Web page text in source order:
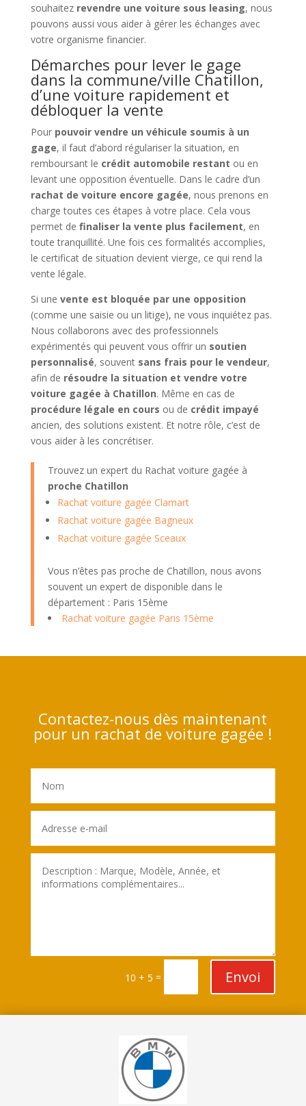
souhaitez revendre une voiture sous leasing, nous
pouvons aussi vous aider à gérer les échanges avec
votre organisme financier.
Démarches pour lever le gage
dans la commune/ville Chatillon,
d’une voiture rapidement et
débloquer la vente
Pour pouvoir vendre un véhicule soumis à un
gage, il faut d’abord régulariser la situation, en
remboursant le crédit automobile restant ou en
levant une opposition éventuelle. Dans le cadre d’un
rachat de voiture encore gagée, nous prenons en
charge toutes ces étapes à votre place. Cela vous
permet de finaliser la vente plus facilement, en
toute tranquillité. Une fois ces formalités accomplies,
le certificat de situation devient vierge, ce qui rend la
vente légale.
Si une vente est bloquée par une opposition
(comme une saisie ou un litige), ne vous inquiétez pas.
Nous collaborons avec des professionnels
expérimentés qui peuvent vous offrir un soutien
personnalisé, souvent sans frais pour le vendeur,
afin de résoudre la situation et vendre votre
voiture gagée à Chatillon. Même en cas de
procédure légale en cours ou de crédit impayé
ancien, des solutions existent. Et notre rôle, c’est de
vous aider à les concrétiser.
Trouvez un expert du Rachat voiture gagée à
proche Chatillon
Rachat voiture gagée Clamart
Rachat voiture gagée Bagneux
Rachat voiture gagée Sceaux
Vous n’êtes pas proche de Chatillon, nous avons
souvent un expert de disponible dans le
département : Paris 15ème
Rachat voiture gagée Paris 15ème
Contactez-nous dès maintenant
pour un rachat de voiture gagée !
10 + 5 = Envoi